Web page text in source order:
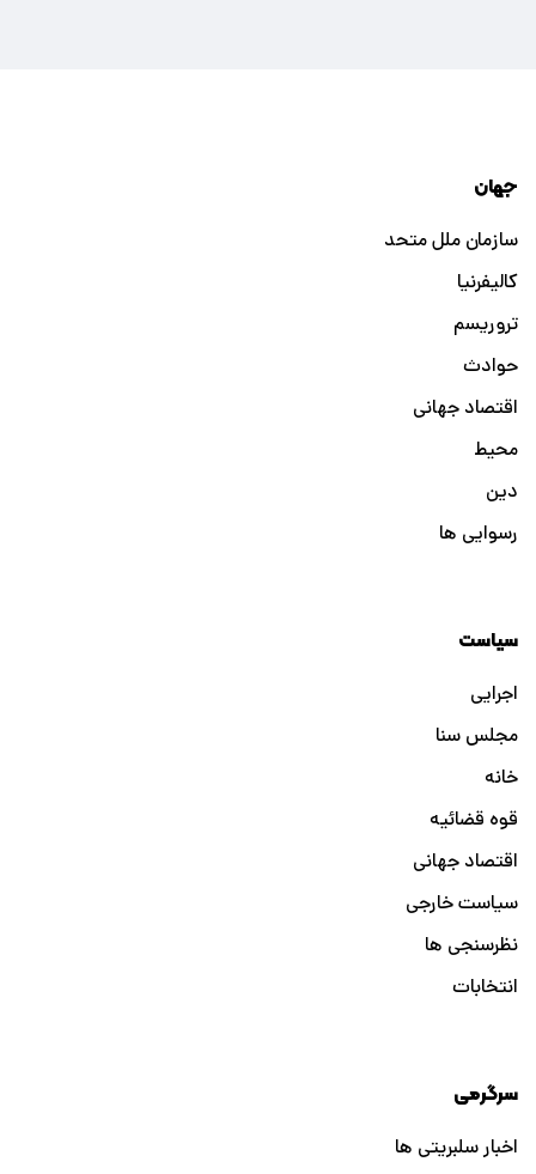
جهان
سازمان ملل متحد
کالیفرنیا
تروریسم
حوادث
اقتصاد جهانی
محیط
دین
رسوایی ها
سیاست
اجرایی
مجلس سنا
خانه
قوه قضائیه
اقتصاد جهانی
سیاست خارجی
نظرسنجی ها
انتخابات
سرگرمی
اخبار سلبریتی ها